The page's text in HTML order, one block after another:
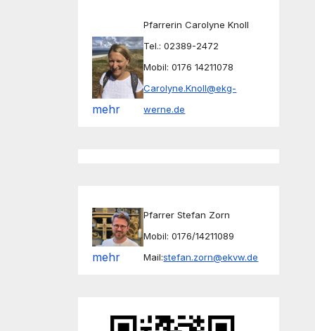
mehr
Pfarrerin Carolyne Knoll
Tel.: 02389-2472
Mobil: 0176 14211078
Carolyne.Knoll@ekg-
werne.de
mehr
Pfarrer Stefan Zorn
Mobil: 0176/14211089
Mail:stefan.zorn@ekvw.de